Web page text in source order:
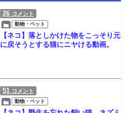
26 コメント
動物・ペット
【ネコ】落としかけた物をこっそり元
に戻そうとする猫にニヤける動画。
51 コメント
動物・ペット